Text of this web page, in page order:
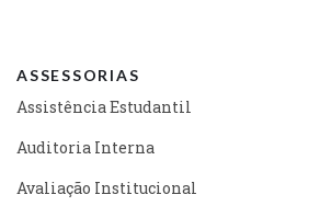
ASSESSORIAS
Assistência Estudantil
Auditoria Interna
Avaliação Institucional